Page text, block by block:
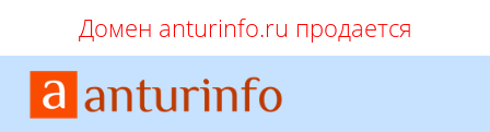
Домен anturinfo.ru продается